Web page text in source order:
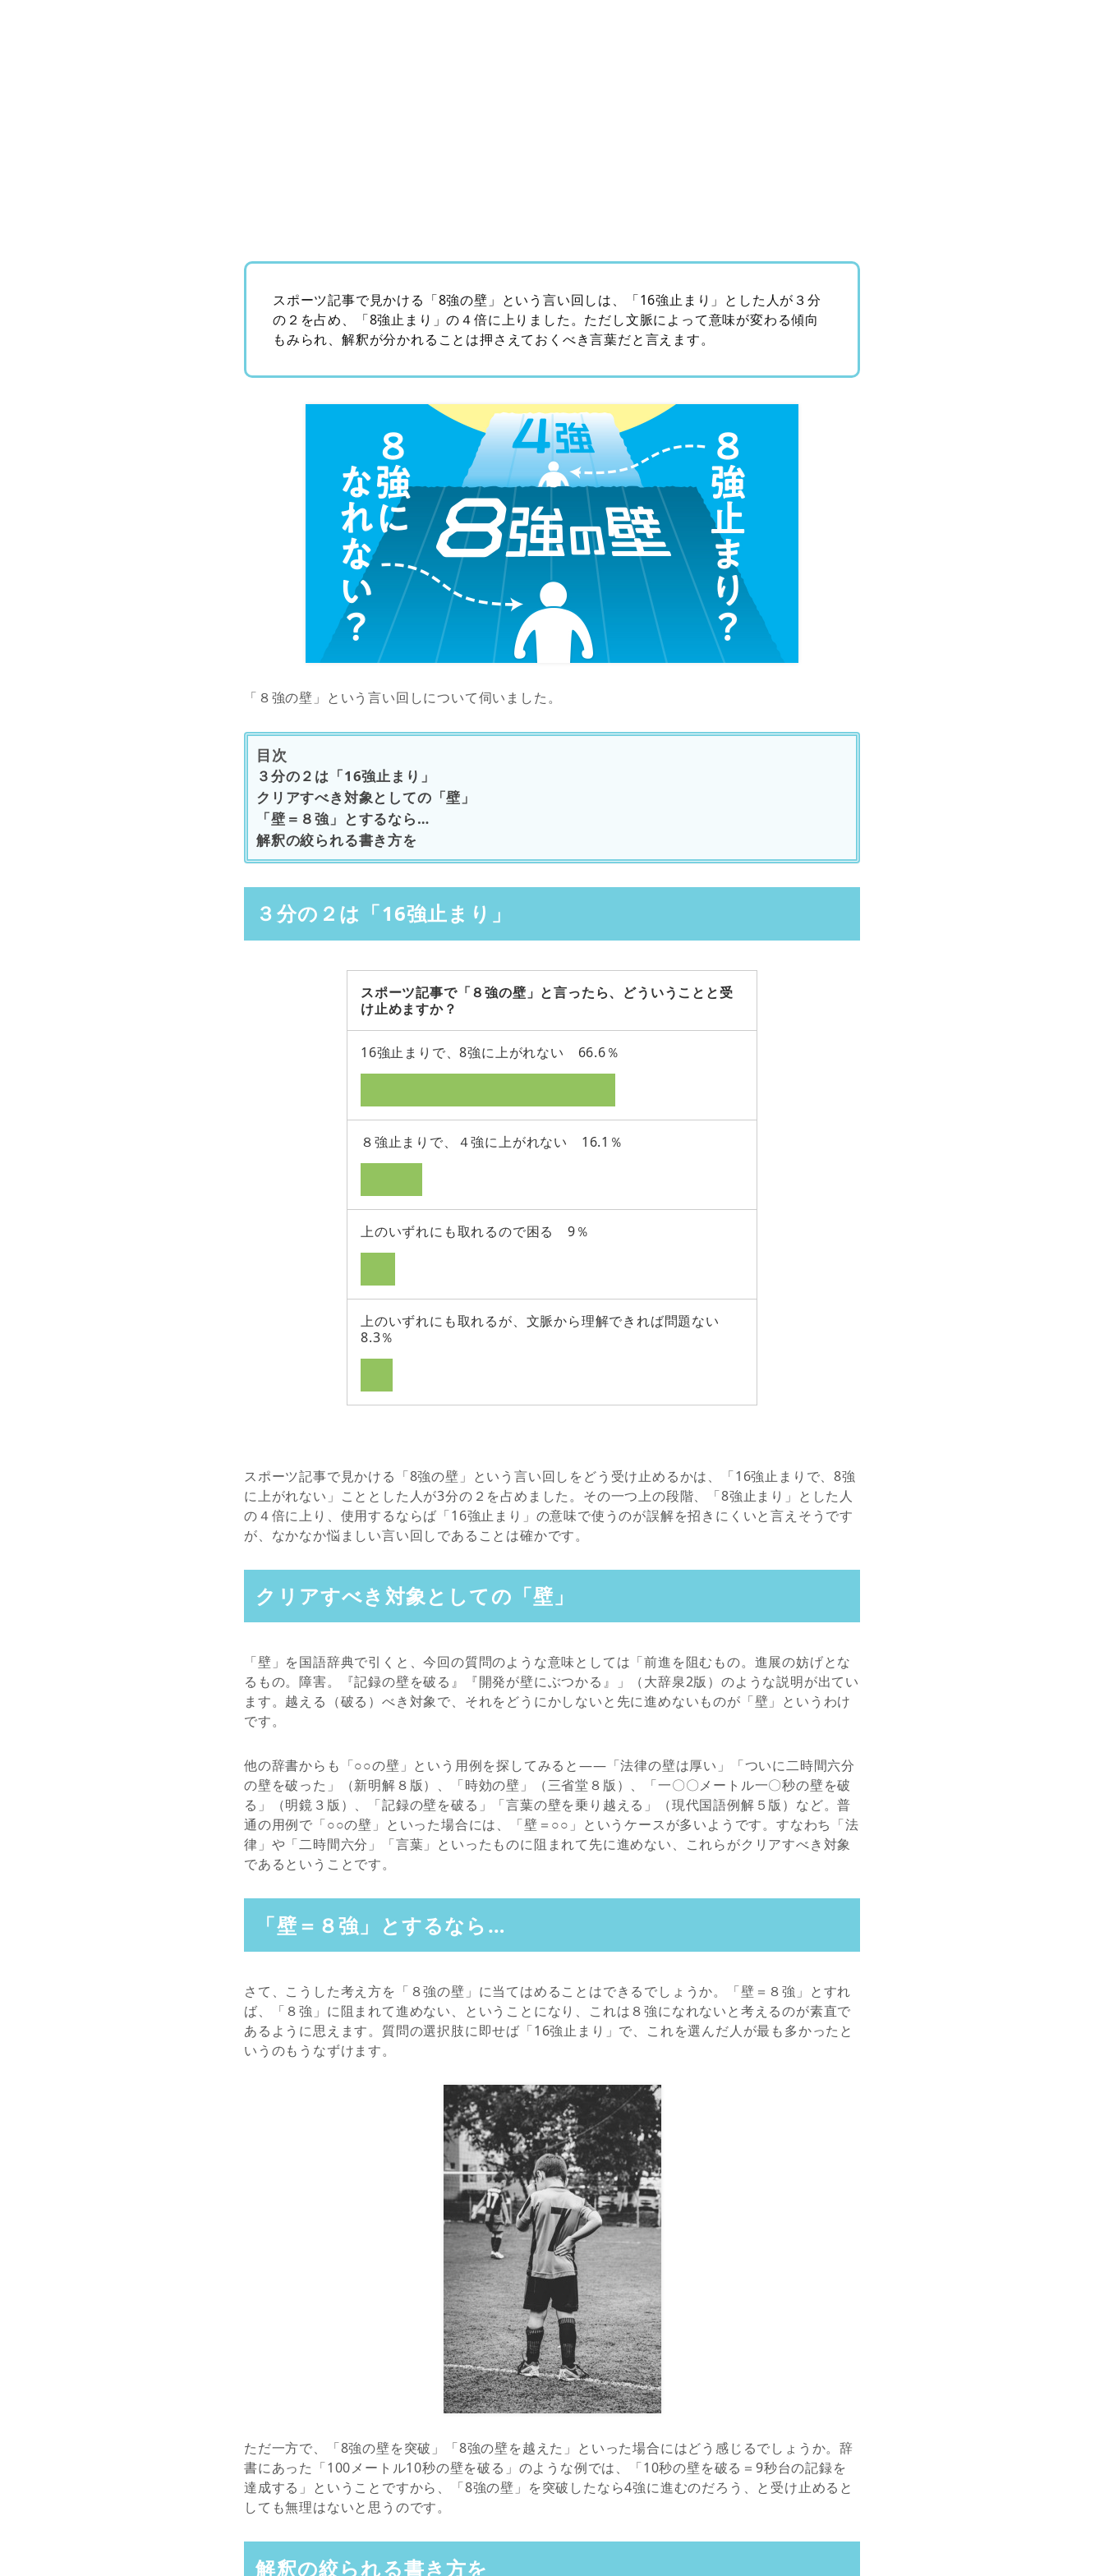
スポーツ記事で見かける「8強の壁」という言い回しは、「16強止まり」とした人が３分
の２を占め、「8強止まり」の４倍に上りました。ただし文脈によって意味が変わる傾向
もみられ、解釈が分かれることは押さえておくべき言葉だと言えます。
「８強の壁」という言い回しについて伺いました。
目次
３分の２は「16強止まり」
クリアすべき対象としての「壁」
「壁＝８強」とするなら…
解釈の絞られる書き方を
３分の２は「16強止まり」
スポーツ記事で「８強の壁」と言ったら、どういうことと受
け止めますか？
16強止まりで、8強に上がれない 66.6％
８強止まりで、４強に上がれない 16.1％
上のいずれにも取れるので困る 9％
上のいずれにも取れるが、文脈から理解できれば問題ない
8.3％
スポーツ記事で見かける「8強の壁」という言い回しをどう受け止めるかは、「16強止まりで、8強
に上がれない」こととした人が3分の２を占めました。その一つ上の段階、「8強止まり」とした人
の４倍に上り、使用するならば「16強止まり」の意味で使うのが誤解を招きにくいと言えそうです
が、なかなか悩ましい言い回しであることは確かです。
クリアすべき対象としての「壁」
「壁」を国語辞典で引くと、今回の質問のような意味としては「前進を阻むもの。進展の妨げとな
るもの。障害。『記録の壁を破る』『開発が壁にぶつかる』」（大辞泉2版）のような説明が出てい
ます。越える（破る）べき対象で、それをどうにかしないと先に進めないものが「壁」というわけ
です。
他の辞書からも「○○の壁」という用例を探してみると――「法律の壁は厚い」「ついに二時間六分
の壁を破った」（新明解８版）、「時効の壁」（三省堂８版）、「一〇〇メートル一〇秒の壁を破
る」（明鏡３版）、「記録の壁を破る」「言葉の壁を乗り越える」（現代国語例解５版）など。普
通の用例で「○○の壁」といった場合には、「壁＝○○」というケースが多いようです。すなわち「法
律」や「二時間六分」「言葉」といったものに阻まれて先に進めない、これらがクリアすべき対象
であるということです。
「壁＝８強」とするなら…
さて、こうした考え方を「８強の壁」に当てはめることはできるでしょうか。「壁＝８強」とすれ
ば、「８強」に阻まれて進めない、ということになり、これは８強になれないと考えるのが素直で
あるように思えます。質問の選択肢に即せば「16強止まり」で、これを選んだ人が最も多かったと
いうのもうなずけます。
ただ一方で、「8強の壁を突破」「8強の壁を越えた」といった場合にはどう感じるでしょうか。辞
書にあった「100メートル10秒の壁を破る」のような例では、「10秒の壁を破る＝9秒台の記録を
達成する」ということですから、「8強の壁」を突破したなら4強に進むのだろう、と受け止めると
しても無理はないと思うのです。
解釈の絞られる書き方を